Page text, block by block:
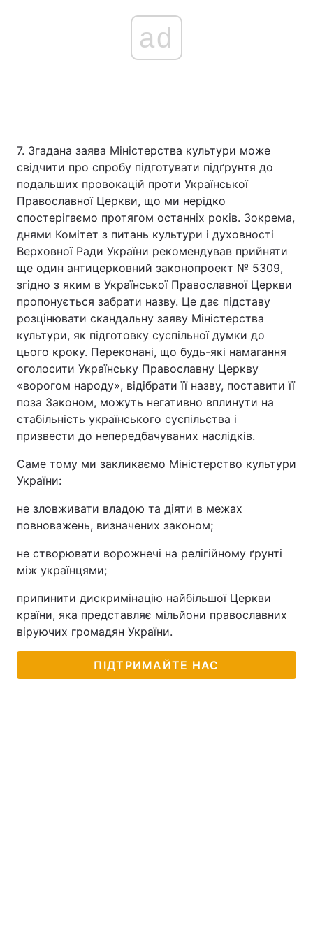
ad
7. Згадана заява Міністерства культури може
свідчити про спробу підготувати підґрунтя до
подальших провокацій проти Української
Православної Церкви, що ми нерідко
спостерігаємо протягом останніх років. Зокрема,
днями Комітет з питань культури і духовності
Верховної Ради України рекомендував прийняти
ще один антицерковний законопроект № 5309,
згідно з яким в Української Православної Церкви
пропонується забрати назву. Це дає підставу
розцінювати скандальну заяву Міністерства
культури, як підготовку суспільної думки до
цього кроку. Переконані, що будь-які намагання
оголосити Українську Православну Церкву
«ворогом народу», відібрати її назву, поставити її
поза Законом, можуть негативно вплинути на
стабільність українського суспільства і
призвести до непередбачуваних наслідків.
Саме тому ми закликаємо Міністерство культури
України:
не зловживати владою та діяти в межах
повноважень, визначених законом;
не створювати ворожнечі на релігійному ґрунті
між українцями;
припинити дискримінацію найбільшої Церкви
країни, яка представляє мільйони православних
віруючих громадян України.
ПІДТРИМАЙТЕ НАС